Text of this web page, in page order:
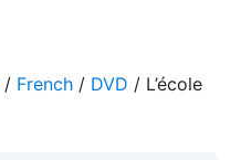
/ French / DVD / L’école